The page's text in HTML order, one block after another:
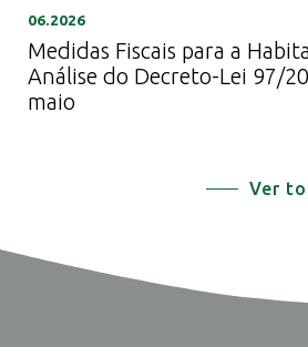
06.2026
Medidas Fiscais para a
Análise do Decreto-Lei 97/
maio
Ver